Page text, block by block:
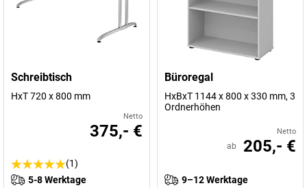
Schreibtisch
HxT 720 x 800 mm
Netto
375,- €
(1)
5-8 Werktage
Büroregal
HxBxT 1144 x 800 x 330 mm, 3
Ordnerhöhen
Netto
ab 205,- €
9–12 Werktage